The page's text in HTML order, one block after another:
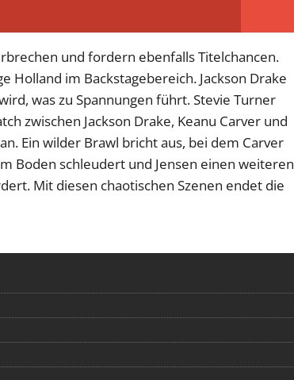
und fordern ebenfalls Titelchancen.
Holland im Backstagebereich. Jackson Drake
was zu Spannungen führt. Stevie Turner
zwischen Jackson Drake, Keanu Carver und
Ein wilder Brawl bricht aus, bei dem Carver
Boden schleudert und Jensen einen weiteren
Mit diesen chaotischen Szenen endet die